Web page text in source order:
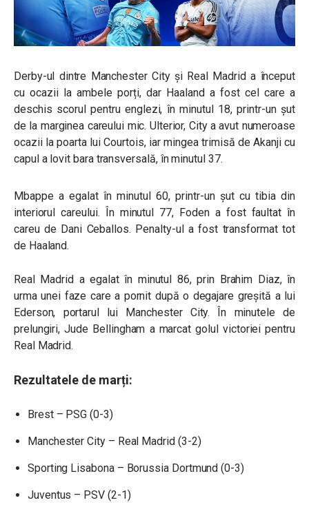
Derby-ul dintre Manchester City și Real Madrid a început
cu ocazii la ambele porți, dar Haaland a fost cel care a
deschis scorul pentru englezi, în minutul 18, printr-un șut
de la marginea careului mic. Ulterior, City a avut numeroase
ocazii la poarta lui Courtois, iar mingea trimisă de Akanji cu
capul a lovit bara transversală, în minutul 37.
Mbappe a egalat în minutul 60, printr-un șut cu tibia din
interiorul careului. În minutul 77, Foden a fost faultat în
careu de Dani Ceballos. Penalty-ul a fost transformat tot
de Haaland.
Real Madrid a egalat în minutul 86, prin Brahim Diaz, în
urma unei faze care a pornit după o degajare greșită a lui
Ederson, portarul lui Manchester City. În minutele de
prelungiri, Jude Bellingham a marcat golul victoriei pentru
Real Madrid.
Rezultatele de marți:
Brest – PSG (0-3)
Manchester City – Real Madrid (3-2)
Sporting Lisabona – Borussia Dortmund (0-3)
Juventus – PSV (2-1)